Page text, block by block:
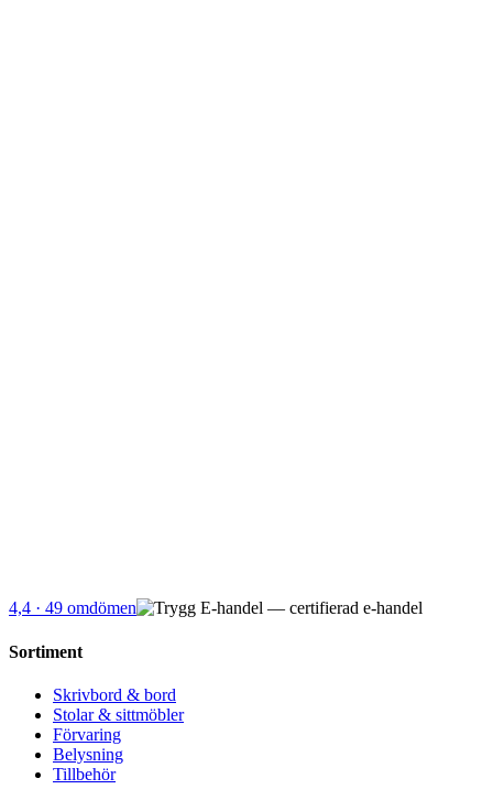
4,4 · 49 omdömen
Sortiment
Skrivbord & bord
Stolar & sittmöbler
Förvaring
Belysning
Tillbehör